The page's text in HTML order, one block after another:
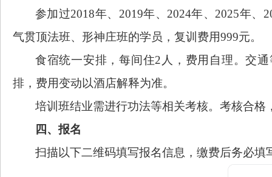
参加过2018年、2019年、2024年、2025年
气贯顶法班、形神庄班的学员，复训费用999元。
食宿统一安排，每间住2人，费用自理。交
排，费用变动以酒店解释为准。
培训班结业需进行功法等相关考核。考核合
四、报名
扫描以下二维码填写报名信息，缴费后务必